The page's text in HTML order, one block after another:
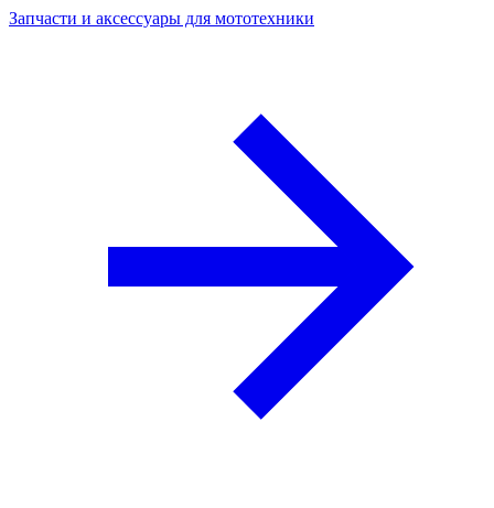
Запчасти и аксессуары для мототехники